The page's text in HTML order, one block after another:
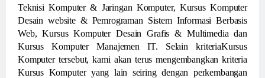
Teknisi Komputer & Jaringan Komputer, Kursus Komputer
Desain website & Pemrograman Sistem Informasi Berbasis
Web, Kursus Komputer Desain Grafis & Multimedia dan
Kursus Komputer Manajemen IT. Selain kriteriaKursus
Komputer tersebut, kami akan terus mengembangkan kriteria
Kursus Komputer yang lain seiring dengan perkembangan